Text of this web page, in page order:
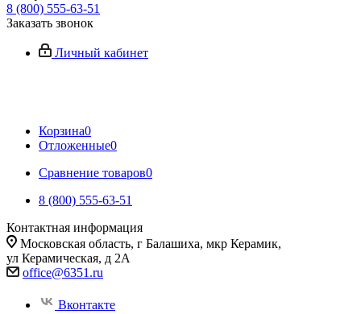
8 (800) 555-63-51
Заказать звонок
Личный кабинет
Корзина0
Отложенные0
Сравнение товаров0
8 (800) 555-63-51
Контактная информация
Московская область, г Балашиха, мкр Керамик,
ул Керамическая, д 2А
office@6351.ru
Вконтакте